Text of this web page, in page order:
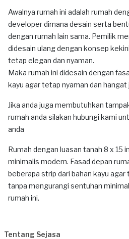
Awalnya rumah ini adalah rumah
developer dimana desain serta
dengan rumah lain sama. Pemilik
didesain ulang dengan konsep
tetap elegan dan nyaman.
Maka rumah ini didesain dengan
kayu agar tetap nyaman dan hangat
Jika anda juga membutuhkan
rumah anda silakan hubungi kami
anda
Rumah dengan luasan tanah 8 x 15
minimalis modern. Fasad depan
beberapa strip dari bahan kayu
tanpa mengurangi sentuhan
rumah ini.
Tentang Sejasa